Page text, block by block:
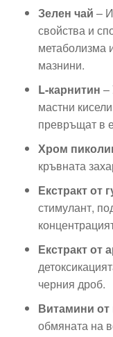
Зелен чай –
свойства и
метаболизма
мазнини.
L-карнитин –
мастни
превръщат в
Хром
кръвната
Екстракт от
стимулант,
Екстракт от
черния дроб.
Витамини от
обмяната на